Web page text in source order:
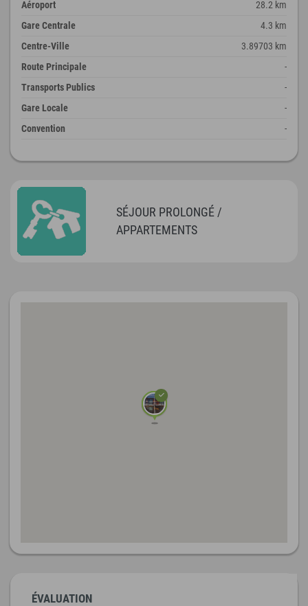
Aéroport
28.2 km
Gare Centrale
4.3 km
Centre-Ville
3.89703 km
Route Principale
-
Transports Publics
-
Gare Locale
-
Convention
-
SÉJOUR PROLONGÉ /
APPARTEMENTS
ÉVALUATION